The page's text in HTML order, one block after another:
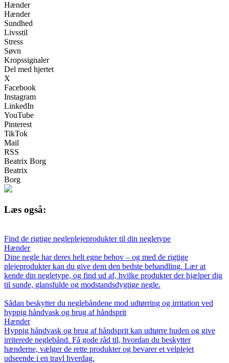
Hænder
Hænder
Sundhed
Livsstil
Stress
Søvn
Kropssignaler
Del med hjertet
X
Facebook
Instagram
LinkedIn
YouTube
Pinterest
TikTok
Mail
RSS
Beatrix Borg
Beatrix
Borg
Læs også:
Find de rigtige negleplejeprodukter til din negletype
Hænder
Dine negle har deres helt egne behov – og med de rigtige
plejeprodukter kan du give dem den bedste behandling. Lær at
kende din negletype, og find ud af, hvilke produkter der hjælper dig
til sunde, glansfulde og modstandsdygtige negle.
Sådan beskytter du neglebåndene mod udtørring og irritation ved
hyppig håndvask og brug af håndsprit
Hænder
Hyppig håndvask og brug af håndsprit kan udtørre huden og give
irriterede neglebånd. Få gode råd til, hvordan du beskytter
hænderne, vælger de rette produkter og bevarer et velplejet
udseende i en travl hverdag.